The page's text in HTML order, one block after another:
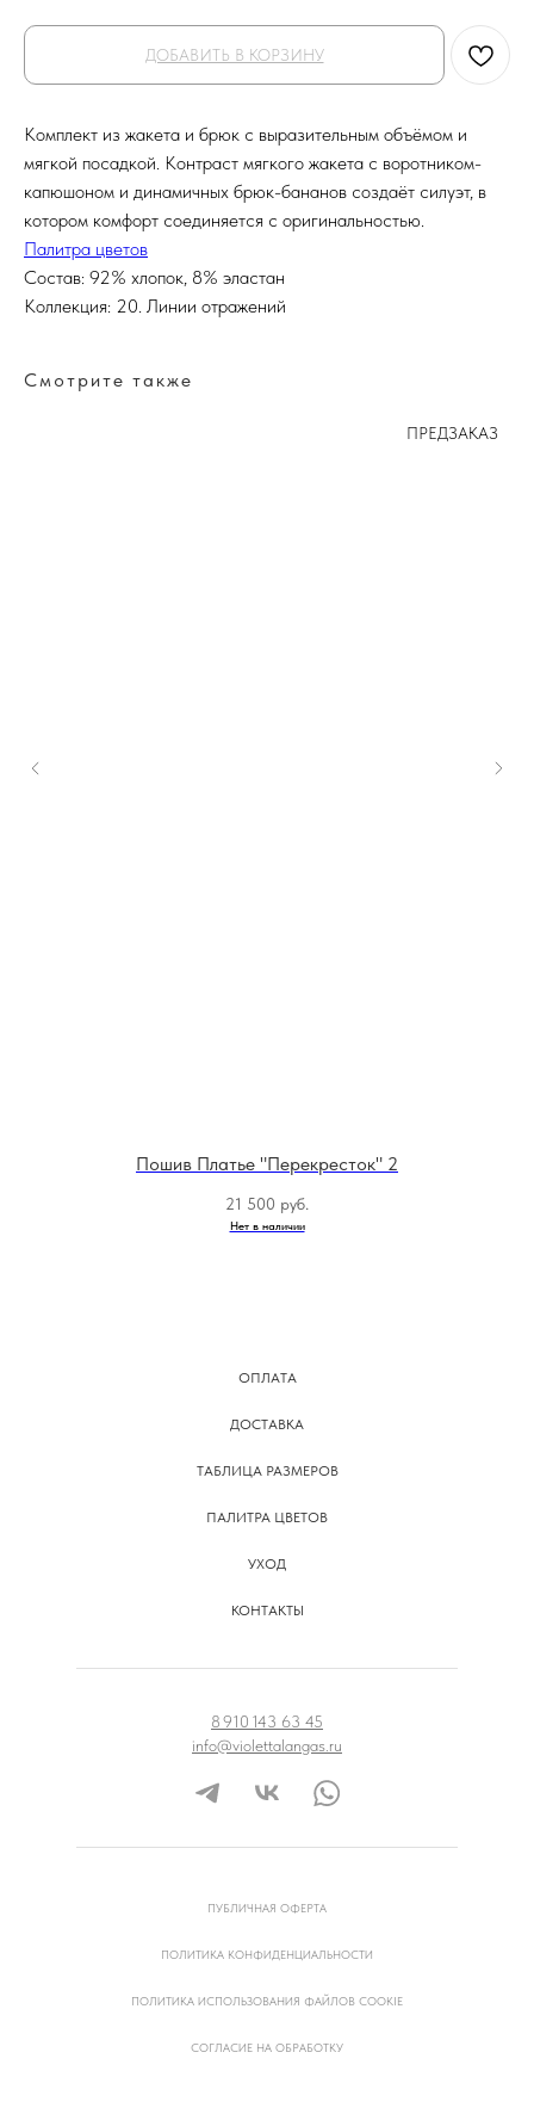
ДОБАВИТЬ В КОРЗИНУ
Комплект из жакета и брюк с выразительным объёмом и
мягкой посадкой. Контраст мягкого жакета с воротником-
капюшоном и динамичных брюк-бананов создаёт силуэт, в
котором комфорт соединяется с оригинальностью.
Палитра цветов
Состав: 92% хлопок, 8% эластан
Коллекция: 20. Линии отражений
Смотрите также
ПРЕДЗАКАЗ
Пошив Платье "Перекресток" 2
21 500 руб.
Нет в наличии
ОПЛАТА
ДОСТАВКА
ТАБЛИЦА РАЗМЕРОВ
ПАЛИТРА ЦВЕТОВ
УХОД
КОНТАКТЫ
8 910 143 63 45
info@violettalangas.ru
ПУБЛИЧНАЯ ОФЕРТА
ПОЛИТИКА КОНФИДЕНЦИАЛЬНОСТИ
ПОЛИТИКА ИСПОЛЬЗОВАНИЯ ФАЙЛОВ COOKIE
СОГЛАСИЕ НА ОБРАБОТКУ